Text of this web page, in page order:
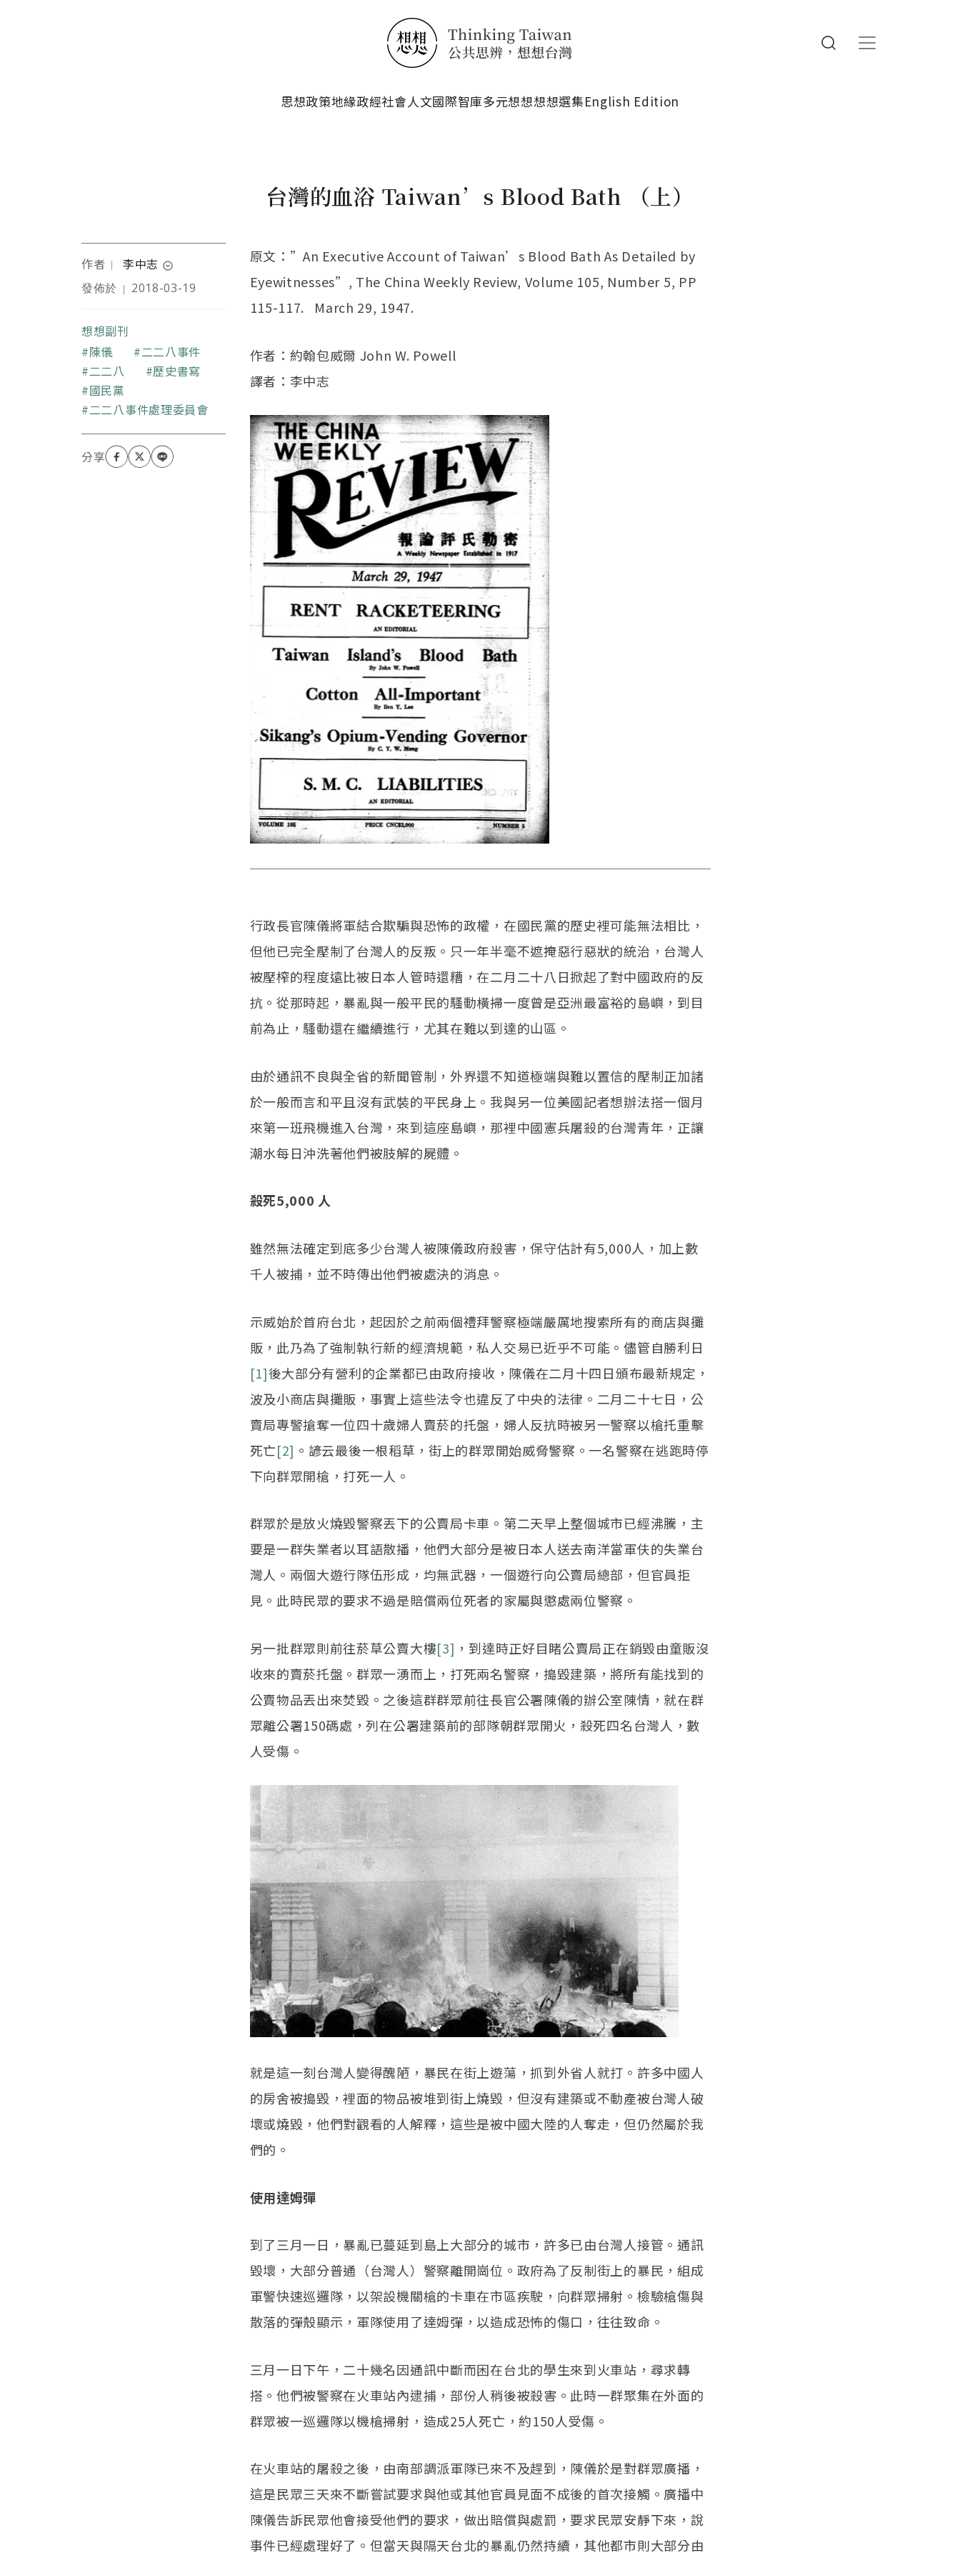
思想政策地緣政經社會人文國際智庫多元想想想想選集English Edition
台灣的血浴 Taiwan’s Blood Bath （上）
作者 ｜ 李中志 expand_circle_down
美國伊利諾州立大學電腦
授協會會員。
發佈於 ｜ 2018-03-19
想想副刊
關鍵字
陳儀
二二八事件
二二八
歷史書寫
國民黨
二二八事件處理委員會
原文：”An Executive Account of Taiwan’s Blood Bath As Detailed by
Eyewitnesses”, The China Weekly Review, Volume 105, Number 5, PP
115-117. March 29, 1947.
作者：約翰包威爾 John W. Powell
譯者：李中志
行政長官陳儀將軍結合欺騙與恐怖的政權，在國民黨的歷史裡可能無法相比，
但他已完全壓制了台灣人的反叛。只一年半毫不遮掩惡行惡狀的統治，台灣人
被壓榨的程度遠比被日本人管時還糟，在二月二十八日掀起了對中國政府的反
抗。從那時起，暴亂與一般平民的騷動橫掃一度曾是亞洲最富裕的島嶼，到目
前為止，騷動還在繼續進行，尤其在難以到達的山區。
由於通訊不良與全省的新聞管制，外界還不知道極端與難以置信的壓制正加諸
於一般而言和平且沒有武裝的平民身上。我與另一位美國記者想辦法搭一個月
來第一班飛機進入台灣，來到這座島嶼，那裡中國憲兵屠殺的台灣青年，正讓
潮水每日沖洗著他們被肢解的屍體。
殺死5,000 人
雖然無法確定到底多少台灣人被陳儀政府殺害，保守估計有5,000人，加上數
千人被捕，並不時傳出他們被處決的消息。
示威始於首府台北，起因於之前兩個禮拜警察極端嚴厲地搜索所有的商店與攤
販，此乃為了強制執行新的經濟規範，私人交易已近乎不可能。儘管自勝利日
[1]後大部分有營利的企業都已由政府接收，陳儀在二月十四日頒布最新規定，
波及小商店與攤販，事實上這些法令也違反了中央的法律。二月二十七日，公
賣局專警搶奪一位四十歲婦人賣菸的托盤，婦人反抗時被另一警察以槍托重擊
死亡[2] 。諺云最後一根稻草，街上的群眾開始威脅警察。一名警察在逃跑時停
下向群眾開槍，打死一人。
群眾於是放火燒毀警察丟下的公賣局卡車。第二天早上整個城市已經沸騰，主
要是一群失業者以耳語散播，他們大部分是被日本人送去南洋當軍伕的失業台
灣人。兩個大遊行隊伍形成，均無武器，一個遊行向公賣局總部，但官員拒
見。此時民眾的要求不過是賠償兩位死者的家屬與懲處兩位警察。
另一批群眾則前往菸草公賣大樓[3] ，到達時正好目睹公賣局正在銷毀由童販沒
收來的賣菸托盤。群眾一湧而上，打死兩名警察，搗毀建築，將所有能找到的
公賣物品丟出來焚毀。之後這群群眾前往長官公署陳儀的辦公室陳情，就在群
眾離公署150碼處，列在公署建築前的部隊朝群眾開火，殺死四名台灣人，數
人受傷。
就是這一刻台灣人變得醜陋，暴民在街上遊蕩，抓到外省人就打。許多中國人
的房舍被搗毀，裡面的物品被堆到街上燒毀，但沒有建築或不動產被台灣人破
壞或燒毀，他們對觀看的人解釋，這些是被中國大陸的人奪走，但仍然屬於我
們的。
使用達姆彈
到了三月一日，暴亂已蔓延到島上大部分的城市，許多已由台灣人接管。通訊
毀壞，大部分普通（台灣人）警察離開崗位。政府為了反制街上的暴民，組成
軍警快速巡邏隊，以架設機關槍的卡車在市區疾駛，向群眾掃射。檢驗槍傷與
散落的彈殼顯示，軍隊使用了達姆彈，以造成恐怖的傷口，往往致命。
三月一日下午，二十幾名因通訊中斷而困在台北的學生來到火車站，尋求轉
搭。他們被警察在火車站內逮捕，部份人稍後被殺害。此時一群聚集在外面的
群眾被一巡邏隊以機槍掃射，造成25人死亡，約150人受傷。
在火車站的屠殺之後，由南部調派軍隊已來不及趕到，陳儀於是對群眾廣播，
這是民眾三天來不斷嘗試要求與他或其他官員見面不成後的首次接觸。廣播中
陳儀告訴民眾他會接受他們的要求，做出賠償與處罰，要求民眾安靜下來，說
事件已經處理好了。但當天與隔天台北的暴亂仍然持續，其他都市則大部分由